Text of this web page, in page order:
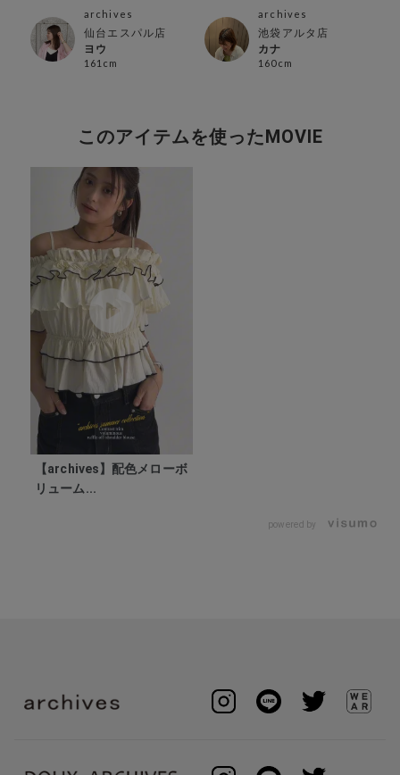
archives
仙台エスパル店
ヨウ
161cm
archives
池袋アルタ店
カナ
160cm
このアイテムを使ったMOVIE
【archives】配色メローボ
リューム...
powered by